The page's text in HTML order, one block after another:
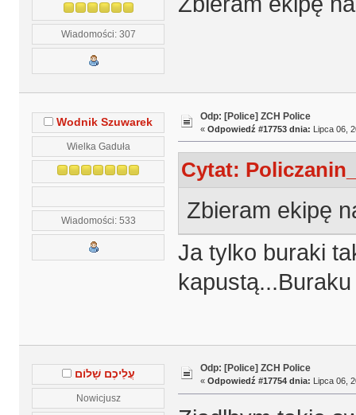
Wiadomości: 307
Wodnik Szuwarek
Wielka Gaduła
Wiadomości: 533
Odp: [Police] ZCH Police
« Odpowiedź #17753 dnia: Lipca 06,
Cytat:
Zbieram ekipę
Ja tylko buraki
עֲלֵיכֶם שָׁלוֹם
Nowicjusz
Odp: [Police] ZCH Police
« Odpowiedź #17754 dnia: Lipca 06,